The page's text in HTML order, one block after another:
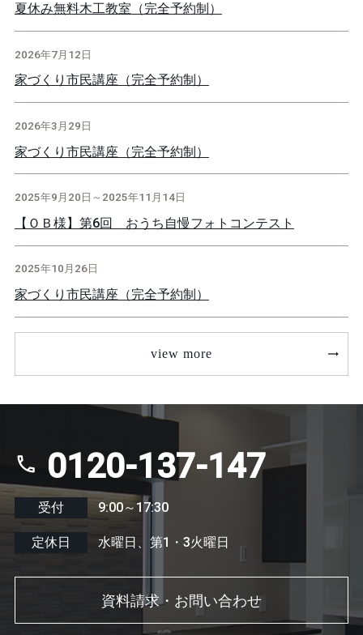
夏休み無料木工教室（完全予約制）
2026年7月12日
家づくり市民講座（完全予約制）
2026年3月29日
家づくり市民講座（完全予約制）
2025年9月20日～2025年11月14日
【ＯＢ様】第6回 おうち自慢フォトコンテスト
2025年10月26日
家づくり市民講座（完全予約制）
view more
0120-137-147
受付 9:00～17:30
定休日 水曜日、第1・3火曜日
資料請求・お問い合わせ